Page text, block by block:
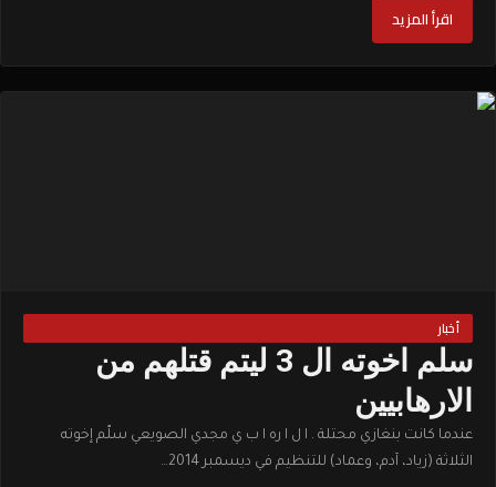
اقرأ المزيد
أخبار
سلم اخوته ال 3 ليتم قتلهم من
الارهابيين
عندما كانت بنغازي محتلة . ا ل ا ره ا ب ي مجدي الصويعي سلّم إخوته
الثلاثة (زياد، آدم، وعماد) للتنظيم في ديسمبر 2014…